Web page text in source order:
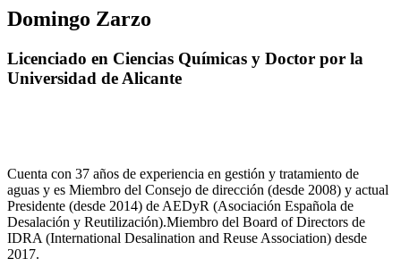
Domingo Zarzo
Licenciado en Ciencias Químicas y Doctor por la
Universidad de Alicante
Cuenta con 37 años de experiencia en gestión y tratamiento de
aguas y es Miembro del Consejo de dirección (desde 2008) y actual
Presidente (desde 2014) de AEDyR (Asociación Española de
Desalación y Reutilización).Miembro del Board of Directors de
IDRA (International Desalination and Reuse Association) desde
2017.